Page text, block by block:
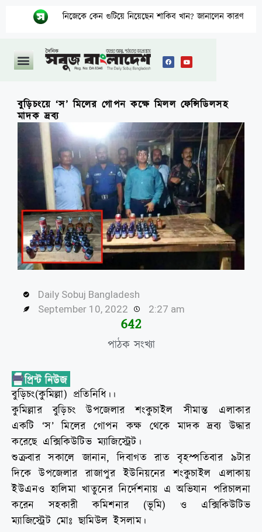
নিজেকে কেন গুটিয়ে নিয়েছেন শাকিব খান? জানালেন কারণ
বুড়িচংয়ে ‘স’ মিলের গোপন কক্ষে মিলল ফেন্সিডিলসহ
মাদক দ্রব্য
Daily Sobuj Bangladesh
September 10, 2022
2:27 am
পাঠক সংখ্যা
643
বুড়িচং(কুমিল্লা) প্রতিনিধি।।
কুমিল্লার বুড়িচং উপজেলার শংকুচাইল সীমান্ত এলাকার
একটি ‘স’ মিলের গোপন কক্ষ থেকে মাদক দ্রব্য উদ্ধার
করেছে এক্সিকিউটিভ ম্যাজিস্ট্রেট।
শুক্রবার সকালে জানান, দিবাগত রাত বৃহস্পতিবার ৯টার
দিকে উপজেলার রাজাপুর ইউনিয়নের শংকুচাইল এলাকায়
ইউএনও হালিমা খাতুনের নির্দেশনায় এ অভিযান পরিচালনা
করেন সহকারী কমিশনার (ভূমি) ও এক্সিকিউটিভ
ম্যাজিস্ট্রেট মোঃ ছামিউল ইসলাম।